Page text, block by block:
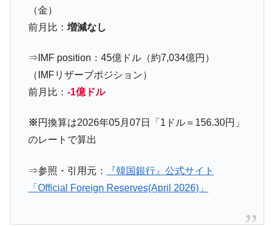
『Money1』
ータセンター整備」⇒ だから無理だってば。
ほぼ終わった」
『Money1』
韓国『国民年金公団』株価暴落で200兆蒸
発。
ャンペーン」⇒ あの名物教授も登場！
『Money1』
韓国「橋が落ちました」⇒ 耐久性「なさす
『Money1』
韓国鉄鋼最大手『POSCO』ズブズブ沈む。
営業利益80.2％も減少
にぶん殴る法案」提出！⇒ クーパン問題は合衆国企業に対
（金）
前月比： 増減なし
⇒IMF position：45億ドル（約7,034億円）
（IMFリザーブポジション）
前月比： -1億ドル
※円換算は2026年05月07日「1ドル＝156.30円」
のレートで算出
⇒参照・引用元：
『韓国銀行』公式サイト
「Official Foreign Reserves(April 2026)」